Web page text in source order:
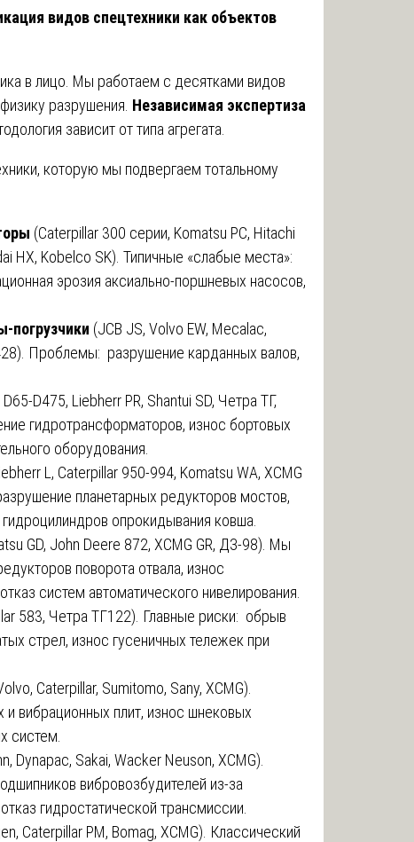
видов спецтехники как объектов
в лицо. Мы работаем с десятками видов
разрушения. Независимая экспертиза
зависит от типа агрегата.
которую мы подвергаем тотальному
(Caterpillar 300 серии, Komatsu PC, Hitachi
HX, Kobelco SK). Типичные «слабые места»:
эрозия аксиально-поршневых насосов,
погрузчики (JCB JS, Volvo EW, Mecalac,
Проблемы: разрушение карданных валов,
D475, Liebherr PR, Shantui SD, Четра ТГ,
гидротрансформаторов, износ бортовых
оборудования.
L, Caterpillar 950-994, Komatsu WA, XCMG
планетарных редукторов мостов,
опрокидывания ковша.
GD, John Deere 872, XCMG GR, ДЗ-98). Мы
поворота отвала, износ
систем автоматического нивелирования.
583, Четра ТГ122). Главные риски: обрыв
стрел, износ гусеничных тележек при
Caterpillar, Sumitomo, Sany, XCMG).
вибрационных плит, износ шнековых
систем.
Dynapac, Sakai, Wacker Neuson, XCMG).
вибровозбудителей из-за
гидростатической трансмиссии.
Caterpillar PM, Bomag, XCMG). Классический